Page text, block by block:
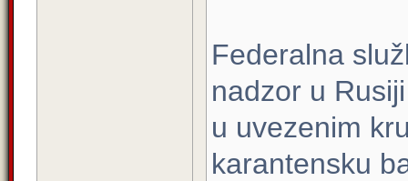
Federalna
nadzor u
u uvezenim
karantensku